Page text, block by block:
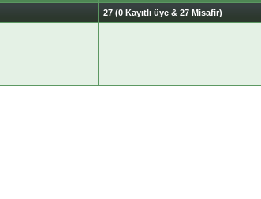
27 (0 Kayıtlı üye & 27 Misafir)